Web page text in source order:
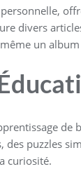
divers
un
de
des puzzles
curiosité.